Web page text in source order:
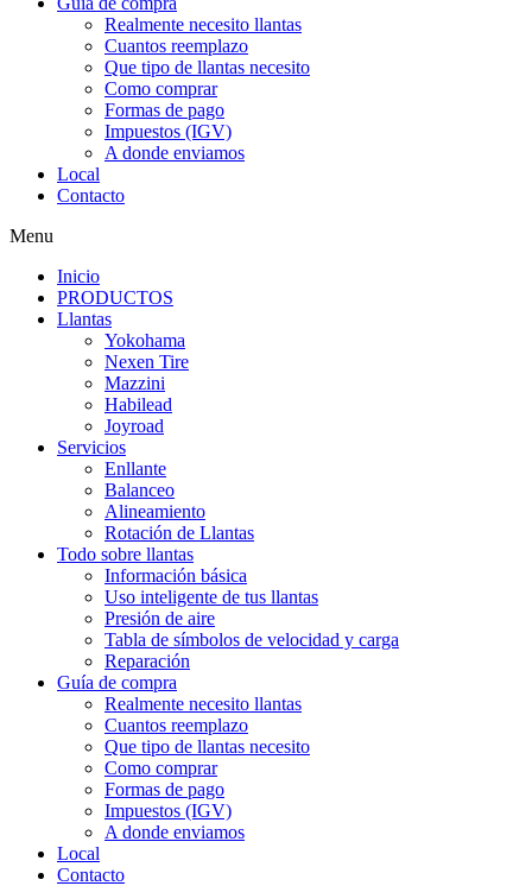
Realmente necesito llantas
Cuantos reemplazo
Que tipo de llantas necesito
Como comprar
Formas de pago
Impuestos (IGV)
A donde enviamos
Local
Contacto
Menu
Inicio
PRODUCTOS
Llantas
Yokohama
Nexen Tire
Mazzini
Habilead
Joyroad
Servicios
Enllante
Balanceo
Alineamiento
Rotación de Llantas
Todo sobre llantas
Información básica
Uso inteligente de tus llantas
Presión de aire
Tabla de símbolos de velocidad y carga
Reparación
Guía de compra
Realmente necesito llantas
Cuantos reemplazo
Que tipo de llantas necesito
Como comprar
Formas de pago
Impuestos (IGV)
A donde enviamos
Local
Contacto